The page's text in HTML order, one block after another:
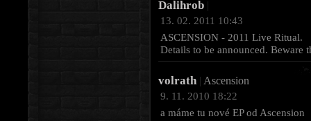
Dalihrob |
13. 02. 2011 10:43
ASCENSION - 2011 Live Ritual.
Details to be announced. Beware
volrath | Ascension
9. 11. 2010 18:22
a máme tu nové EP od Ascension